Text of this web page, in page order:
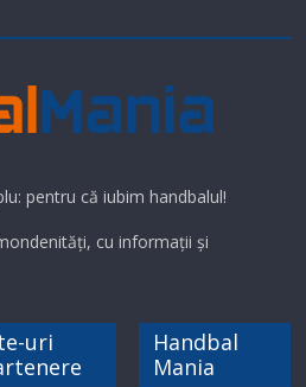
V
d
e
o
pentru că iubim handbalul!
cu informații și
uri
Handbal
Mania